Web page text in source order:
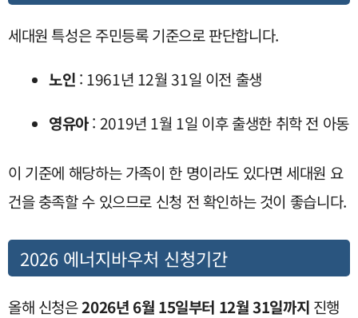
세대원 특성은 주민등록 기준으로 판단합니다.
노인 : 1961년 12월 31일 이전 출생
영유아: 2019년 1월 1일 이후 출생한 취학 전 아동
이 기준에 해당하는 가족이 한 명이라도 있다면 세대원 요
건을 충족할 수 있으므로 신청 전 확인하는 것이 좋습니다.
2026 에너지바우처 신청기간
올해 신청은2026년 6월 15일부터 12월 31일까지 진행